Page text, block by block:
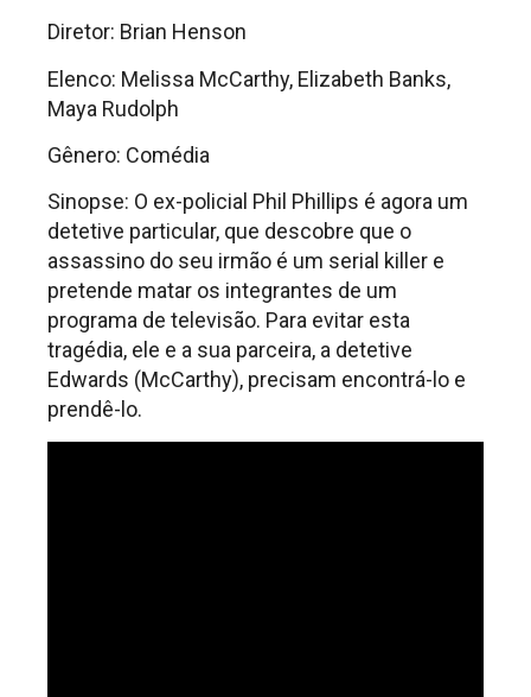
Diretor: Brian Henson
Elenco: Melissa McCarthy, Elizabeth Banks,
Maya Rudolph
Gênero: Comédia
Sinopse: O ex-policial Phil Phillips é agora um
detetive particular, que descobre que o
assassino do seu irmão é um serial killer e
pretende matar os integrantes de um
programa de televisão. Para evitar esta
tragédia, ele e a sua parceira, a detetive
Edwards (McCarthy), precisam encontrá-lo e
prendê-lo.